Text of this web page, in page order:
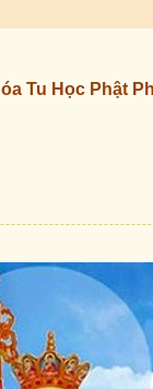
Tu Học Phật